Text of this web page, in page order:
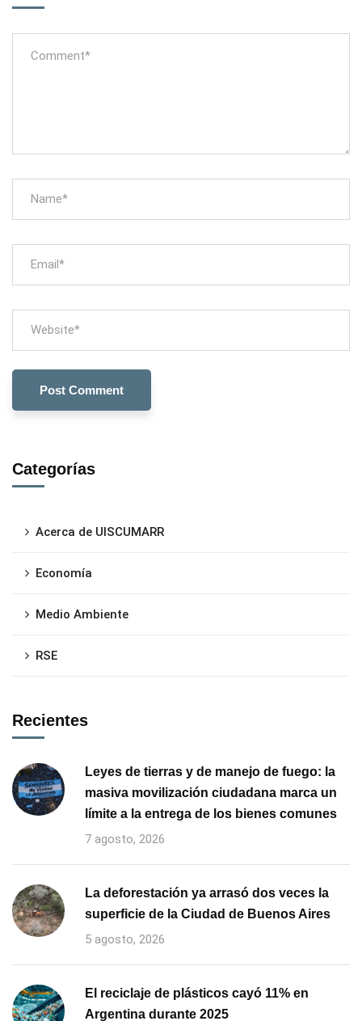
Categorías
Acerca de UISCUMARR
Economía
Medio Ambiente
RSE
Recientes
Leyes de tierras y de manejo de fuego: la
masiva movilización ciudadana marca un
límite a la entrega de los bienes comunes
7 agosto, 2026
La deforestación ya arrasó dos veces la
superficie de la Ciudad de Buenos Aires
5 agosto, 2026
El reciclaje de plásticos cayó 11% en
Argentina durante 2025